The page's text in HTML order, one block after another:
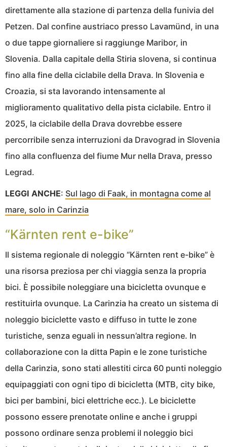
direttamente alla stazione di partenza della funivia del
Petzen. Dal confine austriaco presso Lavamünd, in una
o due tappe giornaliere si raggiunge Maribor, in
Slovenia. Dalla capitale della Stiria slovena, si continua
fino alla fine della ciclabile della Drava. In Slovenia e
Croazia, si sta lavorando intensamente al
miglioramento qualitativo della pista ciclabile. Entro il
2025, la ciclabile della Drava dovrebbe essere
percorribile senza interruzioni da Dravograd in Slovenia
fino alla confluenza del fiume Mur nella Drava, presso
Legrad.
LEGGI ANCHE: Sul lago di Faak, in montagna come al
mare, solo in Carinzia
“Kärnten rent e-bike”
Il sistema regionale di noleggio “Kärnten rent e-bike” è
una risorsa preziosa per chi viaggia senza la propria
bici. È possibile noleggiare una bicicletta ovunque e
restituirla ovunque. La Carinzia ha creato un sistema di
noleggio biciclette vasto e diffuso in tutte le zone
turistiche, senza eguali in nessun’altra regione. In
collaborazione con la ditta Papin e le zone turistiche
della Carinzia, sono stati allestiti circa 60 punti noleggio
equipaggiati con ogni tipo di bicicletta (MTB, city bike,
bici per bambini, bici elettriche ecc.). Le biciclette
possono essere prenotate online e anche i gruppi
possono ordinare senza problemi il noleggio bici